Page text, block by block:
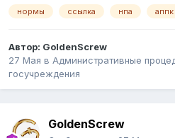
нормы ссылка нпа аппк
Автор: GoldenScrew
27 Мая в Административные
госучреждения
GoldenScrew